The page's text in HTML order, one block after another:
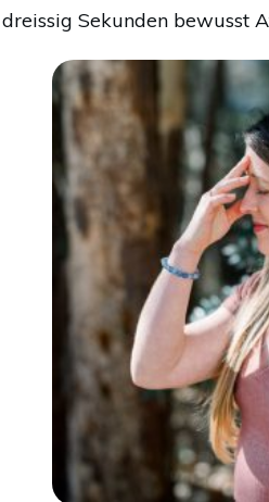
dreissig Sekunden bewusst